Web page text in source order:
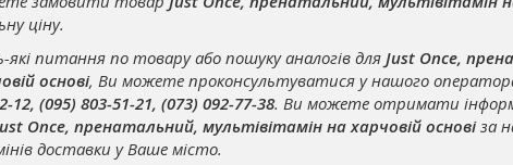
ціну.
які питання по товару або пошуку аналогів для Just Once,
основі, Ви можете проконсультуватися у нашого
12, (095) 803-51-21, (073) 092-77-38. Ви можете отримати
Once, пренатальний, мультівітамін на харчовій основіза
доставки у Ваше місто.